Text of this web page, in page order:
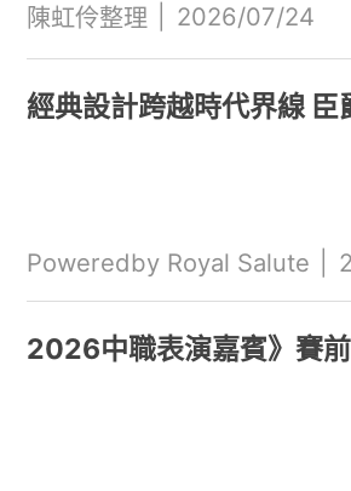
陳虹伶整理 2026/07/24
經典設計跨越時代界線
Poweredby Royal Salute
2026中職表演嘉賓》賽